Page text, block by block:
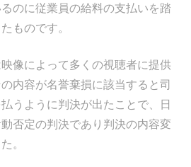
のに従業員の給料の支払いを踏
ものです。
像によって多くの視聴者に提供
内容が名誉棄損に該当すると司
うように判決が出たことで、日
否定の判決であり判決の内容変
。